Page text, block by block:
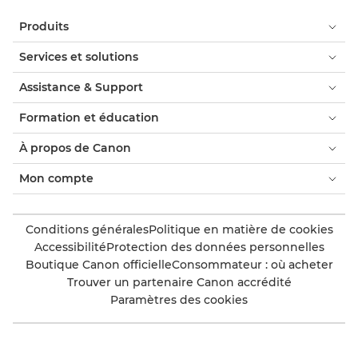
Produits
Services et solutions
Assistance & Support
Formation et éducation
À propos de Canon
Mon compte
Conditions généralesPolitique en matière de cookies
AccessibilitéProtection des données personnelles
Boutique Canon officielleConsommateur : où acheter
Trouver un partenaire Canon accrédité
Paramètres des cookies